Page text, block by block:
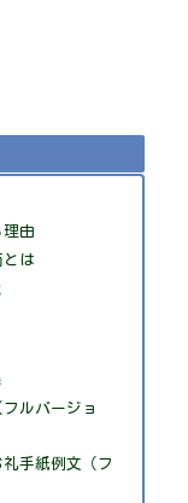
由
とは
ルバージョ
手紙例文（フ